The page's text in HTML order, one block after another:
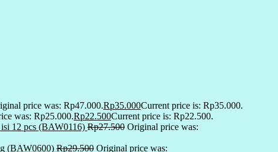
price was: Rp47.000.Rp35.000Current price is: Rp35.000.
was: Rp25.000.Rp22.500Current price is: Rp22.500.
12 pcs (BAW0116) Rp27.500 Original price was:
(BAW0600) Rp29.500 Original price was: